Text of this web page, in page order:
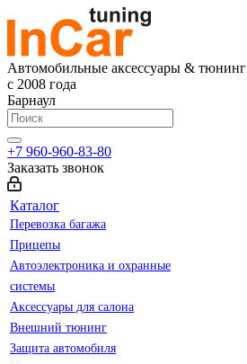
Автомобильные аксессуары & тюнинг
с 2008 года
Барнаул
+7 960-960-83-80
Заказать звонок
Каталог
Перевозка багажа
Прицепы
Автоэлектроника и охранные
системы
Аксессуары для салона
Внешний тюнинг
Защита автомобиля